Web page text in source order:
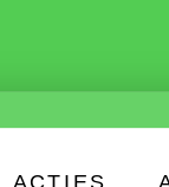
ACTIES